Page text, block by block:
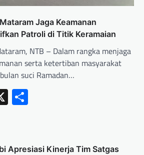
Jaga Keamanan
Patroli di Titik Keramaian
NTB – Dalam rangka menjaga
serta ketertiban masyarakat
suci Ramadan…
X
Apresiasi Kinerja Tim Satgas